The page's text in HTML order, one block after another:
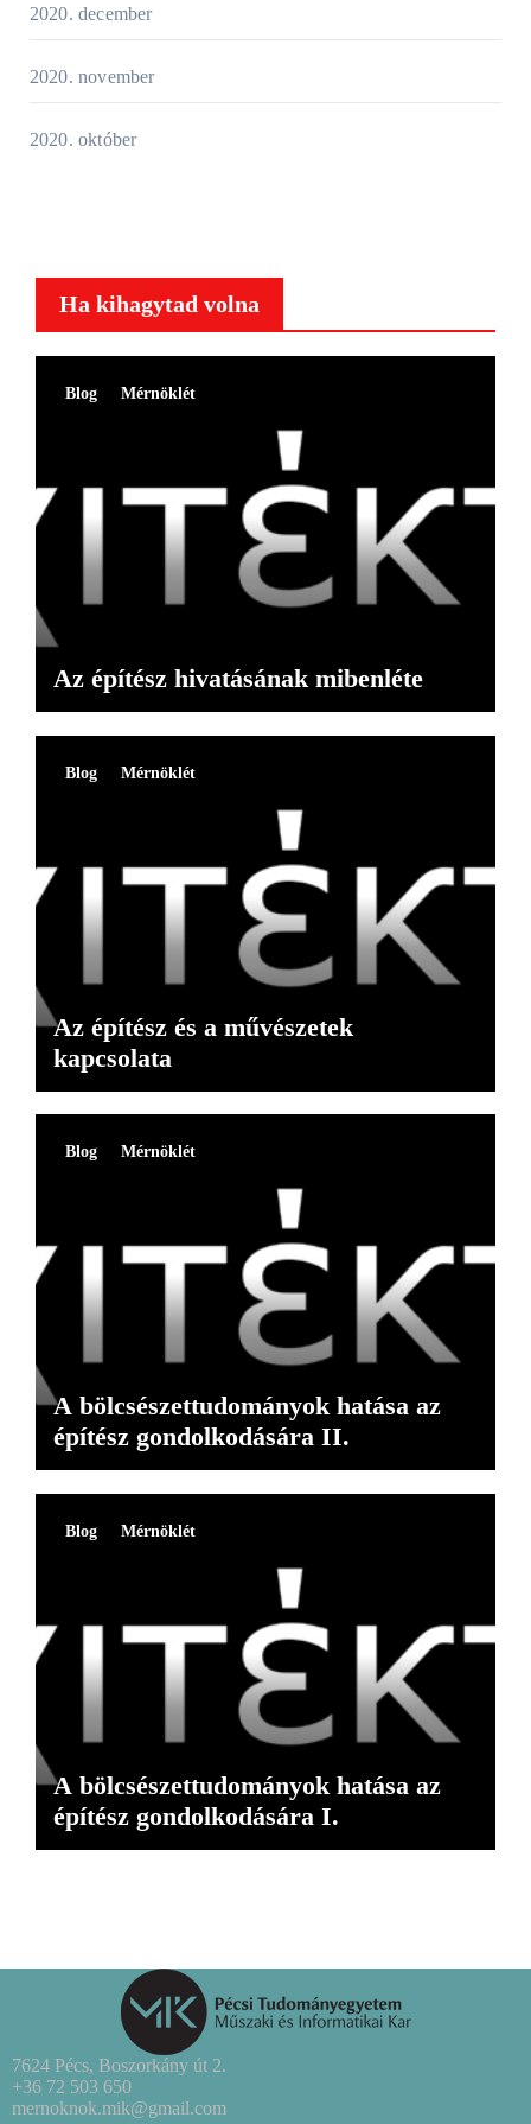
2020. december
2020. november
2020. október
Ha kihagytad volna
Blog Mérnöklét
Az építész hivatásának mibenléte
Blog Mérnöklét
Az építész és a művészetek
kapcsolata
Blog Mérnöklét
A bölcsészettudományok hatása az
építész gondolkodására II.
Blog Mérnöklét
A bölcsészettudományok hatása az
építész gondolkodására I.
7624 Pécs, Boszorkány út 2.
+36 72 503 650
mernoknok.mik@gmail.com